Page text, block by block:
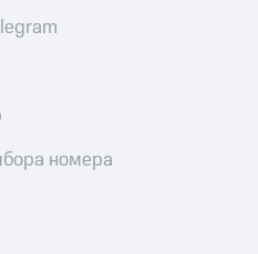
номера